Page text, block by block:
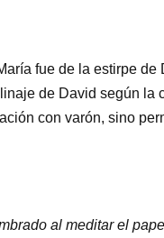
fue de la estirpe
de David según la
con varón, sino
al meditar el